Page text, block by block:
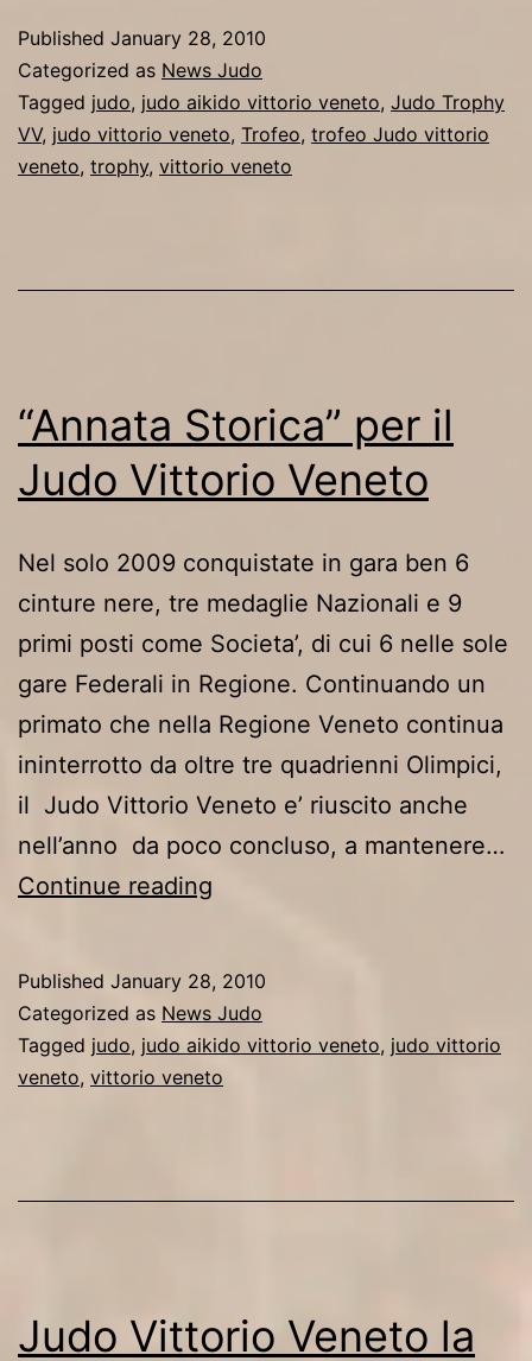
“Top”
del
Published January 28, 2010
Categorized as News Judo
Tagged judo, judo aikido vittorio veneto, Judo Trophy
VV, judo vittorio veneto, Trofeo, trofeo Judo vittorio
veneto, trophy, vittorio veneto
“Annata Storica” per il
Judo Vittorio Veneto
Nel solo 2009 conquistate in gara ben 6
cinture nere, tre medaglie Nazionali e 9
primi posti come Societa’, di cui 6 nelle sole
gare Federali in Regione. Continuando un
primato che nella Regione Veneto continua
ininterrotto da oltre tre quadrienni Olimpici,
il Judo Vittorio Veneto e’ riuscito anche
nell’anno da poco concluso, a mantenere…
Continue reading
Judo
Vittorio
Published January 28, 2010
Categorized as News Judo
Tagged judo, judo aikido vittorio veneto, judo vittorio
veneto, vittorio veneto
Judo Vittorio Veneto la